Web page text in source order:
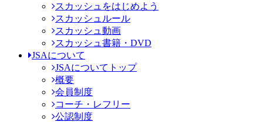
スカッシュをはじめよう
スカッシュルール
スカッシュ動画
スカッシュ書籍・DVD
JSAについて
JSAについてトップ
概要
会員制度
コーチ・レフリー
公認制度